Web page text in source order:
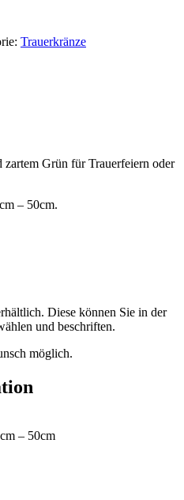
Trauerkränze
zartem Grün für Trauerfeiern oder
– 50cm.
Diese können Sie in der
und beschriften.
möglich.
– 50cm